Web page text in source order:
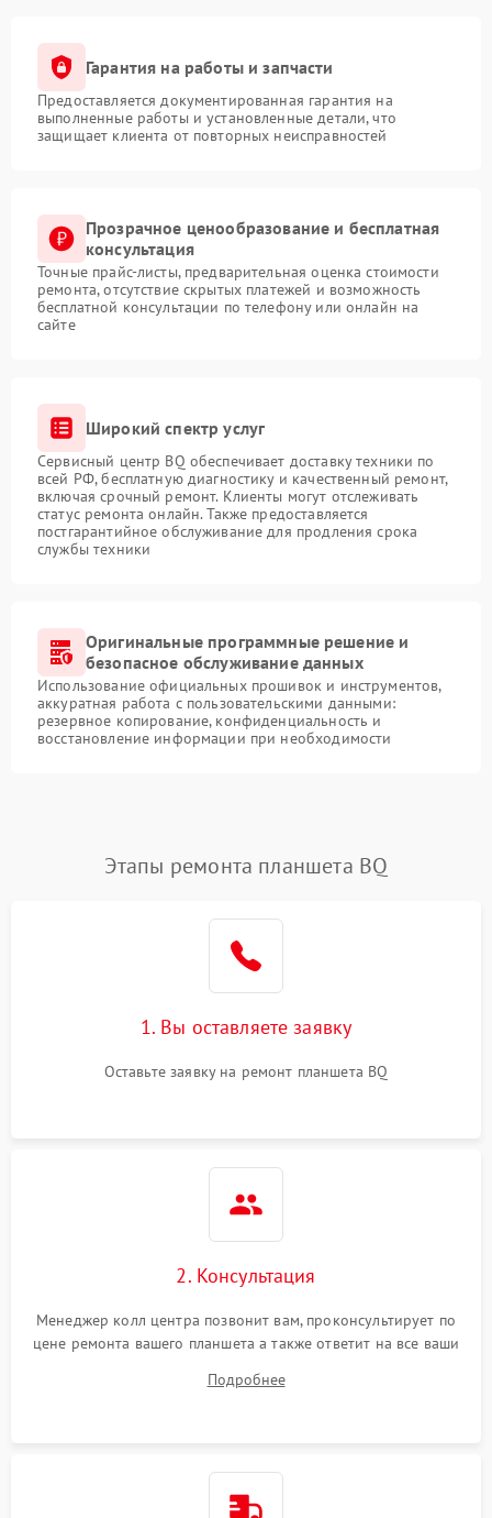
Гарантия на работы и запчасти
Предоставляется документированная гарантия на
выполненные работы и установленные детали, что
защищает клиента от повторных неисправностей
Прозрачное ценообразование и бесплатная
консультация
Точные прайс-листы, предварительная оценка стоимости
ремонта, отсутствие скрытых платежей и возможность
бесплатной консультации по телефону или онлайн на
сайте
Широкий спектр услуг
Сервисный центр BQ обеспечивает доставку техники по
всей РФ, бесплатную диагностику и качественный ремонт,
включая срочный ремонт. Клиенты могут отслеживать
статус ремонта онлайн. Также предоставляется
постгарантийное обслуживание для продления срока
службы техники
Оригинальные программные решение и
безопасное обслуживание данных
Использование официальных прошивок и инструментов,
аккуратная работа с пользовательскими данными:
резервное копирование, конфиденциальность и
восстановление информации при необходимости
Этапы ремонта планшета BQ
1. Вы оставляете заявку
Оставьте заявку на ремонт планшета BQ
2. Консультация
Менеджер колл центра позвонит вам, проконсультирует по
цене ремонта вашего планшета а также ответит на все ваши
Подробнее